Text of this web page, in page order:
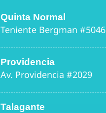
Quinta Normal
Teniente Bergman #5046
Providencia
Av. Providencia #2029
Talagante